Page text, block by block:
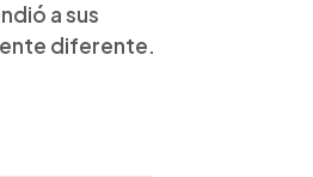
a sus
diferente.